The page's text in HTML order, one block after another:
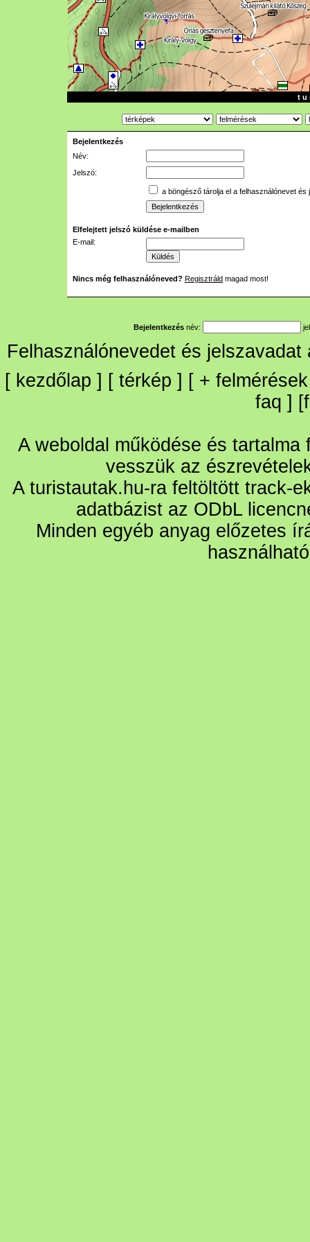
t u
Bejelentkezés
Név:
Jelszó:
a böngésző tárolja el a felhasználónevet és
Elfelejtett jelszó küldése e-mailben
E-mail:
Nincs még felhasználóneved? Regisztráld magad most!
Bejelentkezés név:
Felhasználónevedet és
[ kezdőlap ] [ térkép ] [ + felmérések
faq ] [
A weboldal működése és
vesszük az
A turistautak.hu-ra feltöltött track-
adatbázist az ODbL
Minden egyéb anyag előzetes